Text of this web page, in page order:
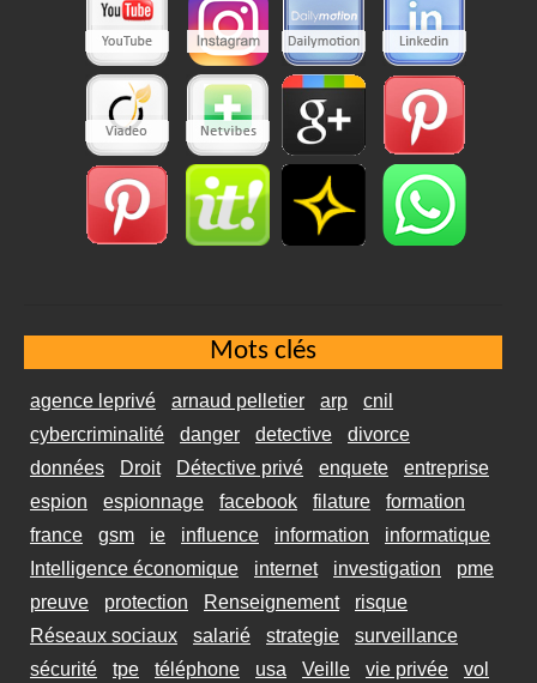
Mots clés
agence leprivé arnaud pelletier arp
cnil
cybercriminalité
danger detective
divorce
données
Droit Détective privé enquete
entreprise
espion
espionnage facebook filature
formation
france
gsm ie influence information
informatique
Intelligence économique
internet investigation
pme
preuve
protection Renseignement
risque
Réseaux sociaux
salarié strategie
surveillance
sécurité
tpe téléphone usa Veille vie privée vol